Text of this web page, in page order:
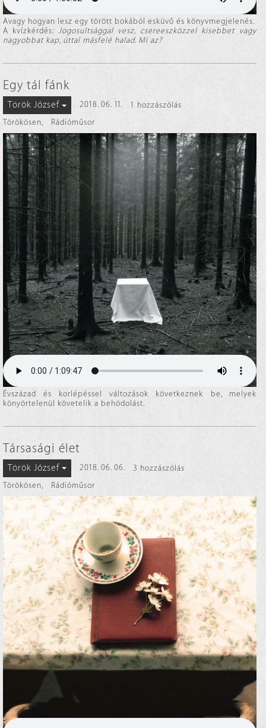
Avagy hogyan lesz egy törött bokából esküvő és könyvmegjelenés.
A kvízkérdés: Jogosultsággal vesz, csereeszközzel kisebbet vagy
nagyobbat kap, úttal másfelé halad. Mi az?
Egy tál fánk
Török József 2018. 06. 11.
1 hozzászólás
Törökösen, Rádióműsor
Évszázad és korlépéssel változások következnek be, melyek
könyörtelenül követelik a behódolást.
Társasági élet
Török József 2018. 06. 06.
3 hozzászólás
Törökösen, Rádióműsor